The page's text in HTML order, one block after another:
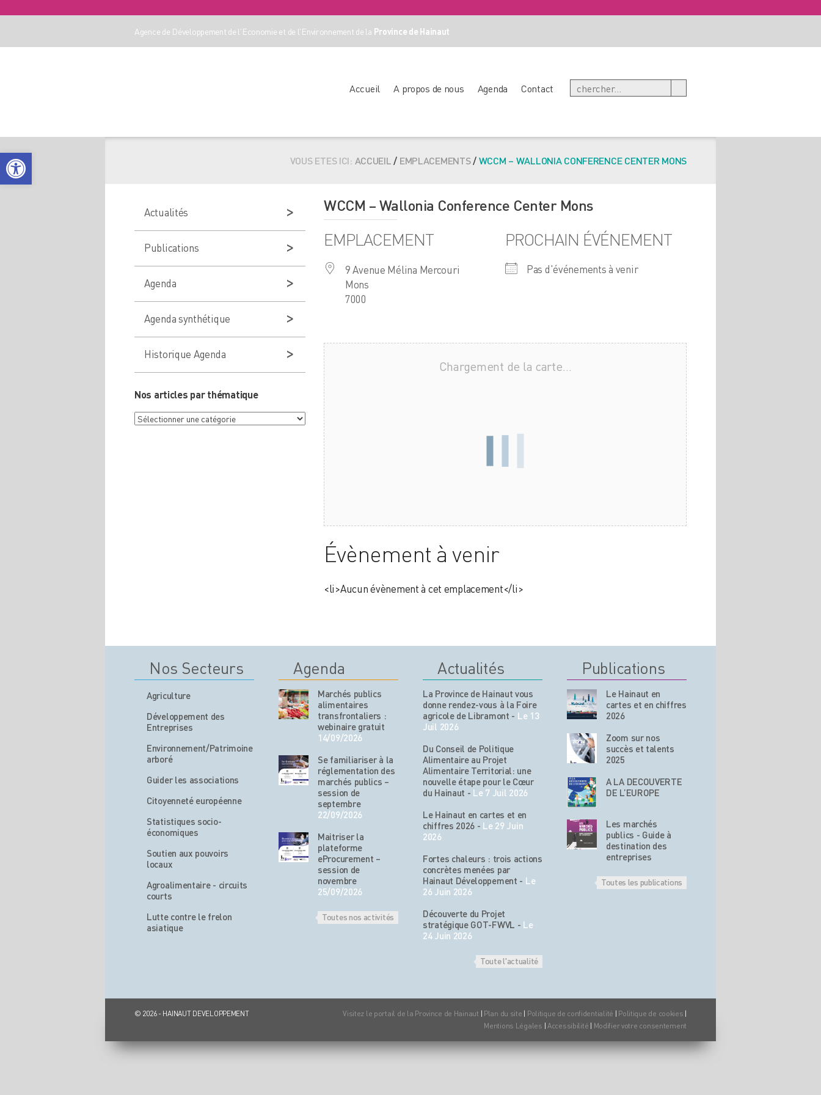
Agence de Développement de l'Economie et de l'Environnement de la Province de Hainaut
Accueil A propos de nous Agenda Contact
VOUS ETES ICI: ACCUEIL/ EMPLACEMENTS/WCCM – WALLONIA CONFERENCE CENTER MONS
WCCM – Wallonia Conference Center Mons
EMPLACEMENT
9 Avenue Mélina Mercouri
Mons
7000
PROCHAIN ÉVÉNEMENT
Pas d'événements à venir
Chargement de la carte…
Évènement à venir
<li>Aucun évènement à cet emplacement</li>
Actualités
Publications
Agenda
Agenda synthétique
Historique Agenda
Nos articles par thématique
Nos
articles
Nos Secteurs
Agriculture
Développement des
Entreprises
Environnement/Patrimoine
arboré
Guider les associations
Citoyenneté européenne
Statistiques socio-
économiques
Soutien aux pouvoirs
locaux
Agroalimentaire - circuits
courts
Lutte contre le frelon
asiatique
Agenda
Marchés publics
alimentaires
transfrontaliers :
webinaire gratuit
14/09/2026
Se familiariser à la
réglementation des
marchés publics –
session de
septembre
22/09/2026
Maitriser la
plateforme
eProcurement –
session de
novembre
25/09/2026
Toutes nos activités
Actualités
La Province de Hainaut vous
donne rendez-vous à la Foire
agricole de Libramont - Le 13
Juil 2026
Du Conseil de Politique
Alimentaire au Projet
Alimentaire Territorial: une
nouvelle étape pour le Cœur
du Hainaut - Le 7 Juil 2026
Le Hainaut en cartes et en
chiffres 2026 - Le 29 Juin
2026
Fortes chaleurs : trois actions
concrètes menées par
Hainaut Développement - Le
26 Juin 2026
Découverte du Projet
stratégique GOT-FWVL - Le
24 Juin 2026
Toute l'actualité
Publications
Le Hainaut en
cartes et en chiffres
2026
Zoom sur nos
succès et talents
2025
A LA DECOUVERTE
DE L’EUROPE
Les marchés
publics - Guide à
destination des
entreprises
Toutes les publications
© 2026 - HAINAUT DEVELOPPEMENT Visitez le portail de la Province de Hainaut | Plan du site | Politique de confidentialité | Politique de cookies |
Mentions Légales | Accessibilité | Modifier votre consentement
Ouvrir la barre d’outils